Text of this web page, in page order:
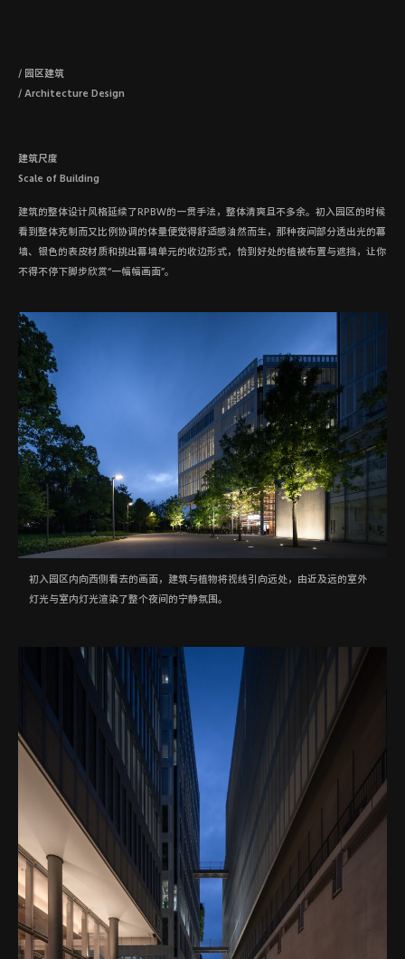
/ 园区建筑
/ Architecture Design
建筑尺度
Scale of Building
建筑的整体设计风格延续了RPBW的一贯手法，整体清爽且不多余。初入园区的时候
看到整体克制而又比例协调的体量便觉得舒适感油然而生，那种夜间部分透出光的幕
墙、银色的表皮材质和挑出幕墙单元的收边形式，恰到好处的植被布置与遮挡，让你
不得不停下脚步欣赏“一幅幅画面”。
初入园区内向西侧看去的画面，建筑与植物将视线引向远处，由近及远的室外
灯光与室内灯光渲染了整个夜间的宁静氛围。